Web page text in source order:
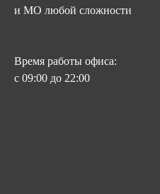
и МО любой сложности
Время работы офиса:
с 09:00 до 22:00